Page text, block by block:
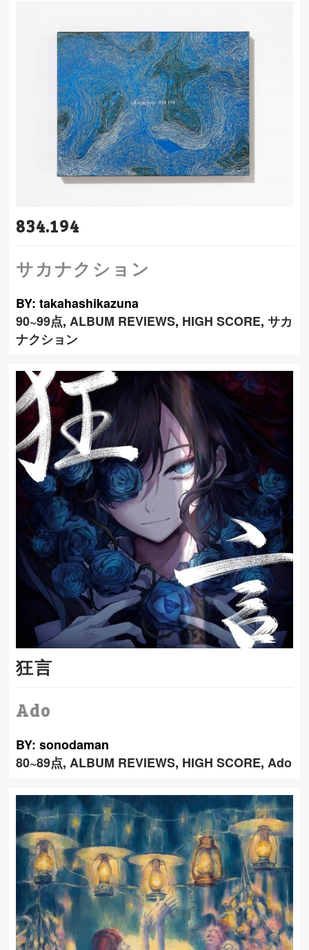
834.194
サカナクション
BY: takahashikazuna
90~99点,ALBUM REVIEWS, HIGH SCORE,サカ
ナクション
狂言
Ado
BY: sonodaman
80~89点,ALBUM REVIEWS, HIGH SCORE,Ado